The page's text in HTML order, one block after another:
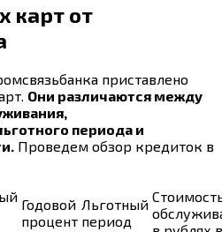
карт от
приставлено
Они различаются между
периода и
Проведем обзор кредиток в
Годовой
процент
Льготный
период